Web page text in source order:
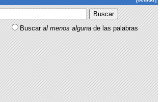
Buscaral menos algunade las palabras